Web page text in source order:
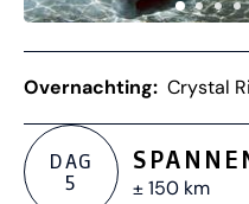
Overnachting: Crystal
DAG
5
± 150 km